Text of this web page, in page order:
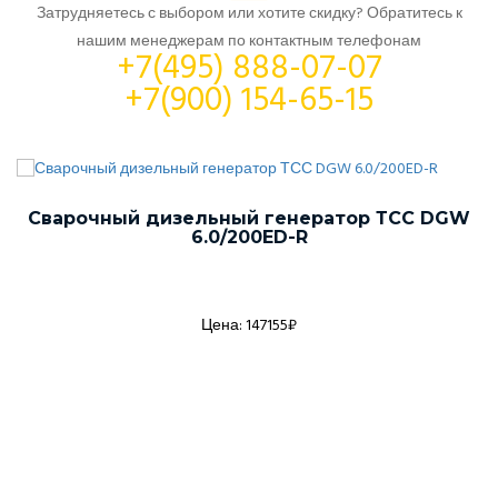
Затрудняетесь с выбором или хотите скидку? Обратитесь к
нашим менеджерам по контактным телефонам
+7(495) 888-07-07
+7(900) 154-65-15
Сварочный дизельный генератор ТСС DGW
6.0/200ED-R
Цена: 147155₽